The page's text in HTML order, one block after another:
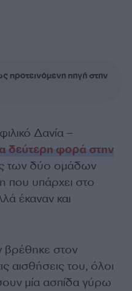
πηγή στην
Δανία –
δεύτερη φορά στην
των δύο ομάδων
που υπάρχει στο
έκαναν και
βρέθηκε στον
αισθήσεις του, όλοι
μία ασπίδα γύρω